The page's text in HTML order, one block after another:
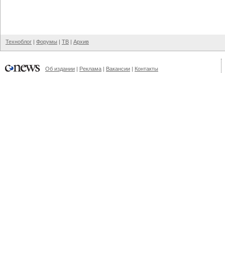
Техноблог | Форумы | ТВ | Архив
Об издании | Реклама | Вакансии | Контакты